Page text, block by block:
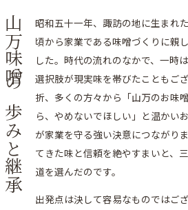
山万味噌の歩みと継承
昭和五十一年、諏訪の地に生まれ
頃から家業である味噌づくりに親
した。時代の流れのなかで、一時
選択肢が現実味を帯びたこともご
折、多くの方々から「山万のお味
ら、やめないでほしい」と温かい
が家業を守る強い決意につながり
てきた味と信頼を絶やすまいと、
道を選んだのです。
出発点は決して容易なものではご